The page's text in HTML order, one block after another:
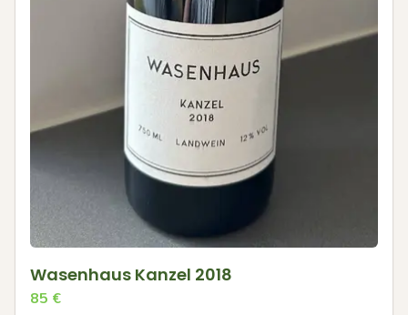
Wasenhaus Kanzel 2018
85 €